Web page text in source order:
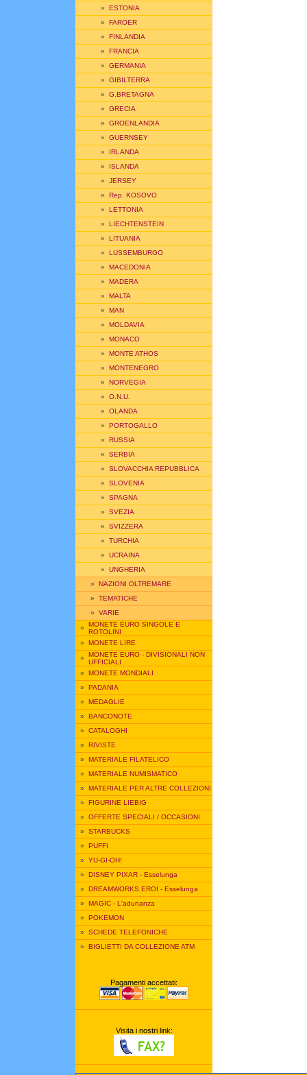
» ESTONIA
» FAROER
» FINLANDIA
» FRANCIA
» GERMANIA
» GIBILTERRA
» G.BRETAGNA
» GRECIA
» GROENLANDIA
» GUERNSEY
» IRLANDA
» ISLANDA
» JERSEY
» Rep. KOSOVO
» LETTONIA
» LIECHTENSTEIN
» LITUANIA
» LUSSEMBURGO
» MACEDONIA
» MADERA
» MALTA
» MAN
» MOLDAVIA
» MONACO
» MONTE ATHOS
» MONTENEGRO
» NORVEGIA
» O.N.U.
» OLANDA
» PORTOGALLO
» RUSSIA
» SERBIA
» SLOVACCHIA REPUBBLICA
» SLOVENIA
» SPAGNA
» SVEZIA
» SVIZZERA
» TURCHIA
» UCRAINA
» UNGHERIA
» NAZIONI OLTREMARE
» TEMATICHE
» VARIE
» MONETE EURO SINGOLE E
ROTOLINI
» MONETE LIRE
» MONETE EURO - DIVISIONALI NON
UFFICIALI
» MONETE MONDIALI
» PADANIA
» MEDAGLIE
» BANCONOTE
» CATALOGHI
» RIVISTE
» MATERIALE FILATELICO
» MATERIALE NUMISMATICO
» MATERIALE PER ALTRE COLLEZIONI
» FIGURINE LIEBIG
» OFFERTE SPECIALI / OCCASIONI
» STARBUCKS
» PUFFI
» YU-GI-OH!
» DISNEY PIXAR - Esselunga
» DREAMWORKS EROI - Esselunga
» MAGIC - L'adunanza
» POKEMON
» SCHEDE TELEFONICHE
» BIGLIETTI DA COLLEZIONE ATM
Pagamenti accettati:
Visita i nostri link: